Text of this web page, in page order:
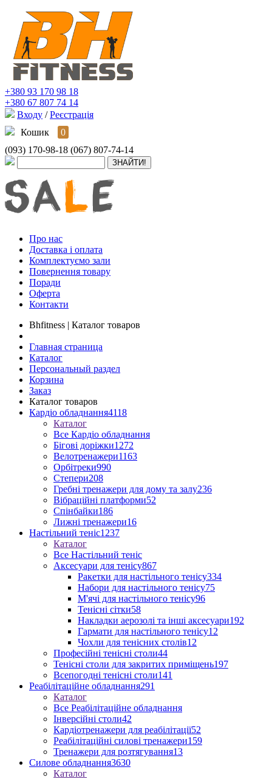
+380 93 170 98 18
+380 67 807 74 14
Входу / Реєстрація
Кошик
0
(093) 170-98-18 (067) 807-74-14
Про нас
Доставка і оплата
Комплектуємо зали
Повернення товару
Поради
Оферта
Контакти
Bhfitness | Каталог товаров
Главная страница
Каталог
Персональный раздел
Корзина
Заказ
Каталог товаров
Кардіо обладнання4118
Каталог
Все Кардіо обладнання
Бігові доріжки1272
Велотренажери1163
Орбітреки990
Степери208
Гребні тренажери для дому та залу236
Вібраційні платформи52
Спінбайки186
Лижні тренажери16
Настільний теніс1237
Каталог
Все Настільний теніс
Аксесуари для тенісу867
Ракетки для настільного тенісу334
Набори для настільного тенісу75
М'ячі для настільного тенісу96
Тенісні сітки58
Накладки аерозолі та інші аксесуари192
Гармати для настільного тенісу12
Чохли для тенісних столів12
Професійні тенісні столи44
Тенісні столи для закритих приміщень197
Всепогодні тенісні столи141
Реабілітаційне обладнання291
Каталог
Все Реабілітаційне обладнання
Інверсійні столи42
Кардіотренажери для реабілітації52
Реабілітаційні силові тренажери159
Тренажери для розтягування13
Силове обладнання3630
Каталог